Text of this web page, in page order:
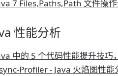
7 Files,Paths,Path 文件操
性能分析
中的 5 个代码性能提升技巧
Profiler - Java 火焰图性能